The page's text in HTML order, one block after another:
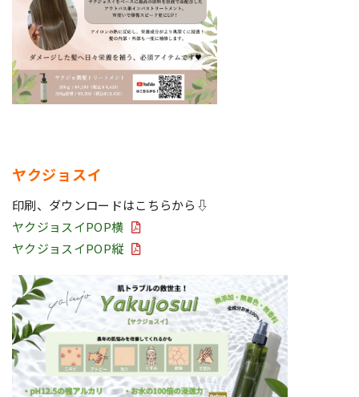
ヤクジョスイ
印刷、ダウンロードはこちらから⇩
ヤクジョスイPOP横
ヤクジョスイPOP縦